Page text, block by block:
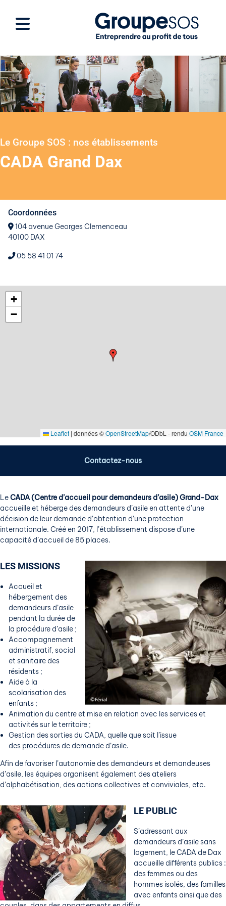
Le Groupe SOS : nos établissements
CADA Grand Dax
LeCADA (Centre d’accueil pour demandeurs d’asile) Grand-Dax
accueille et héberge des demandeurs d’asile en attente d’une
décision de leur demande d’obtention d’une protection
internationale. Créé en 2017, l’établissement dispose d’une
capacité d’accueil de 85 places.
LES MISSIONS
Accueil et
hébergement des
demandeurs d’asile
pendant la durée de
la procédure d’asile ;
Accompagnement
administratif, social
et sanitaire des
résidents ;
Aide à la
scolarisation des
enfants ;
Animation du centre et mise en relation avec les services et
activités sur le territoire ;
Gestion des sorties du CADA, quelle que soit l’issue
des procédures de demande d’asile.
Afin de favoriser l’autonomie des demandeurs et demandeuses
d’asile, les équipes organisent également des ateliers
d’alphabétisation, des actions collectives et conviviales, etc.
LE PUBLIC
S’adressant aux
demandeurs d’asile sans
logement, le CADA de Dax
accueille différents publics :
des femmes ou des
hommes isolés, des familles
avec enfants ainsi que des
Coordonnées
104 avenue Georges Clemenceau
40100 DAX
05 58 41 01 74
+
−
Leaflet | données ©OpenStreetMap/ODbL - rendu OSM France
Contactez-nous